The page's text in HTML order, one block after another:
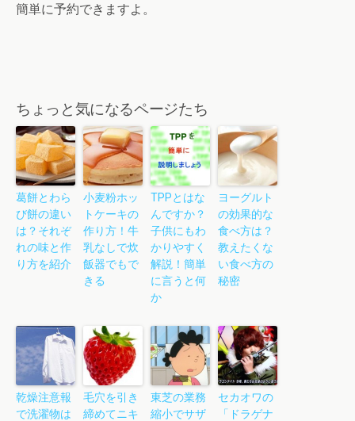
簡単に予約できますよ。
ちょっと気になるページたち
葛餅とわら
び餅の違い
は？それぞ
れの味と作
り方を紹介
小麦粉ホッ
トケーキの
作り方！牛
乳なしで炊
飯器でもで
きる
TPPとはな
んですか？
子供にもわ
かりやすく
解説！簡単
に言うと何
か
ヨーグルト
の効果的な
食べ方は？
教えたくな
い食べ方の
秘密
乾燥注意報
で洗濯物は
毛穴を引き
締めてニキ
東芝の業務
縮小でサザ
セカオワの
「ドラゲナ